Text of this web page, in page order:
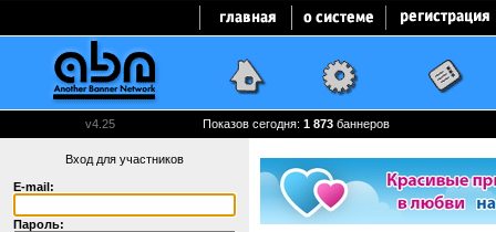
v4.25 Показов сегодня: 1 873 баннеров
Вход для участников
E-mail:
Пароль: